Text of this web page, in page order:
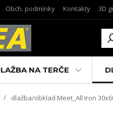
Obch. podmínky Kontakty 3D
NA TERČE
dlažba/obklad Meet_All Iron